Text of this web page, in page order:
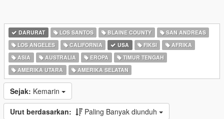
DARURAT LOS SANTOS BLAINE COUNTY
SAN ANDREAS
LOS ANGELES
CALIFORNIA USA FIKSI
AFRIKA
ASIA
AUSTRALIA EROPA
TIMUR TENGAH
AMERIKA UTARA
AMERIKA SELATAN
Sejak: Kemarin
Urut berdasarkan: Paling Banyak diunduh